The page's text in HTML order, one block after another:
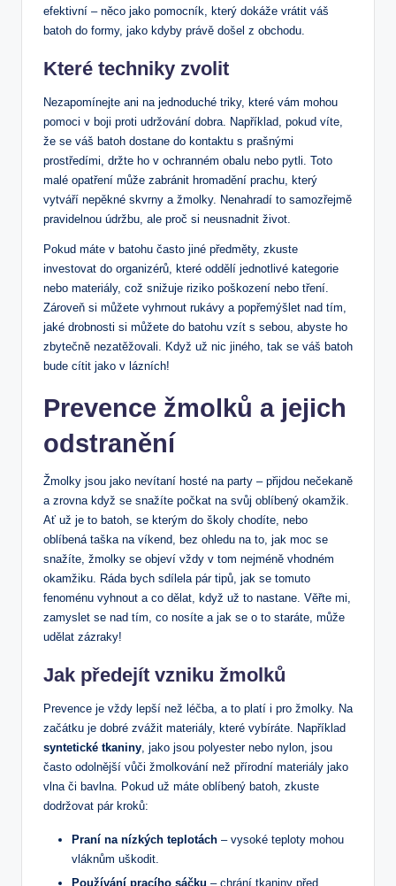
efektivní ‍– něco jako pomocník, který dokáže‌ vrátit váš
batoh do formy, jako kdyby právě došel z obchodu.
Které techniky zvolit
Nezapomínejte ani na jednoduché⁤ triky, které vám ‌mohou
pomoci v boji proti⁢ udržování dobra. Například, pokud víte,​
že se váš batoh dostane do kontaktu s prašnými
prostředími,⁤ držte ‌ho v ochranném obalu nebo pytli. Toto
⁤malé opatření může zabránit hromadění prachu, který
vytváří nepěkné skvrny a žmolky. Nenahradí to samozřejmě
pravidelnou údržbu, ale proč si‍ neusnadnit život.
Pokud máte v batohu často jiné předměty, zkuste
investovat do organizérů, které⁢ oddělí jednotlivé kategorie
nebo materiály, což snižuje riziko poškození nebo tření.
Zároveň si‍ můžete vyhrnout rukávy a popřemýšlet nad tím,
‌jaké drobnosti si můžete do batohu vzít s sebou, abyste⁤ ho
zbytečně nezatěžovali. Když už nic jiného, tak se váš batoh
bude cítit jako v lázních!
Prevence žmolků a jejich
odstranění
Žmolky jsou jako nevítaní ‍hosté‌ na party‌ – přijdou nečekaně
a zrovna když se snažíte počkat na svůj oblíbený okamžik.
Ať už je to batoh,⁣ se ​kterým do školy⁣ chodíte, nebo
oblíbená taška na víkend, bez ohledu na to, jak moc‍ se
snažíte, žmolky se ⁢objeví vždy v tom nejméně vhodném
okamžiku. Ráda bych sdílela pár tipů, jak se tomuto
fenoménu vyhnout a co dělat, ⁢když už to ⁤nastane. Věřte mi,
zamyslet⁢ se ​nad tím, co nosíte a jak ⁣se o to staráte, může‌
udělat‌ zázraky!
Jak předejít vzniku žmolků
Prevence je vždy lepší‌ než léčba, a to platí i pro žmolky. Na
začátku⁤ je dobré zvážit materiály, které vybíráte. ⁤Například ‍
syntetické ‍tkaniny, jako jsou polyester⁣ nebo nylon, jsou
často odolnější vůči žmolkování než přírodní materiály ‍jako
vlna či bavlna. Pokud už​ máte oblíbený batoh, zkuste ​
dodržovat pár kroků:
Praní na ‍nízkých teplotách –⁤ vysoké teploty mohou⁤
vláknům uškodit.
Používání pracího sáčku – chrání tkaniny před